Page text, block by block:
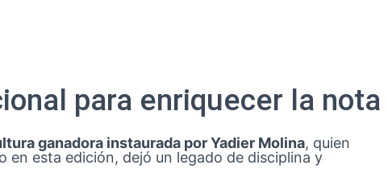
para enriquecer la nota
ganadora instaurada por Yadier Molina, quien
en esta edición, dejó un legado de disciplina y